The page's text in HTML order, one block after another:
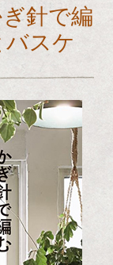
針で編
スケ